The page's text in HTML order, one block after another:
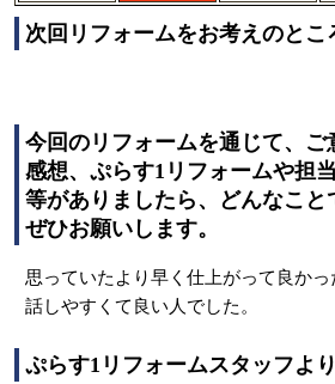
次回リフォームをお考えのとこ
今回のリフォームを通じて、ご
感想、ぷらす1リフォームや担
等がありましたら、どんなこと
ぜひお願いします。
思っていたより早く仕上がって良かっ
話しやすくて良い人でした。
ぷらす1リフォームスタッフより